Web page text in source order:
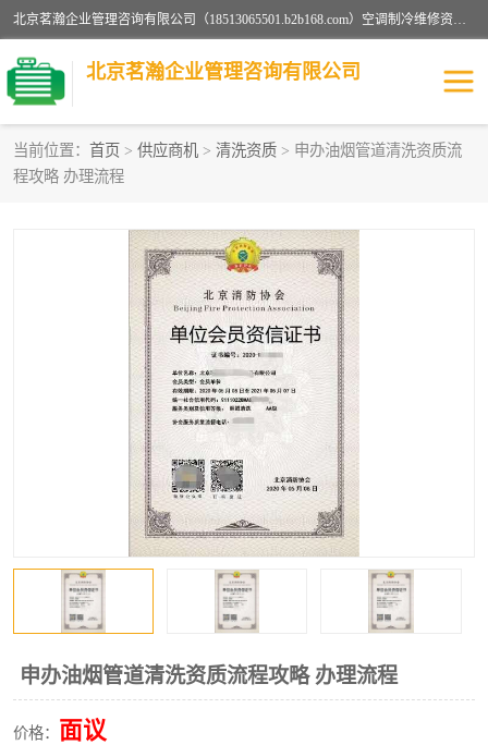
北京茗瀚企业管理咨询有限公司（18513065501.b2b168.com）空调制冷维修资质,油烟管道清洗资质,清洗行业资质公司秉承“顾客至上，锐意进缺的经营理念，我们提供高质量的产品，坚持“客户”的原则为广大客户提供贴心服务。如果你对公司的产品感兴趣，可以联系高经理，我们会用好的产品和服务让您满意。
北京茗瀚企业管理咨询有限公司
当前位置： 首页 > 供应商机 > 清洗资质 > 申办油烟管道清洗资质流
程攻略 办理流程
申办油烟管道清洗资质流程攻略 办理流程
价格： 面议
烟道清洗资质
认证服务
防爆电气维修安装资质 空调制冷维修安装资质
矿用设备检修资质